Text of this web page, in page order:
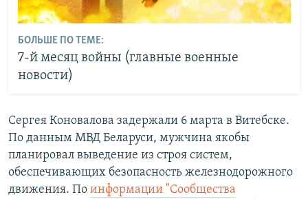
БОЛЬШЕ ПО ТЕМЕ:
7-й месяц войны (главные военные
новости)
Сергея Коновалова задержали 6 марта в Витебске.
По данным МВД Беларуси, мужчина якобы
планировал выведение из строя систем,
обеспечивающих безопасность железнодорожного
движения. По информации "Сообщества